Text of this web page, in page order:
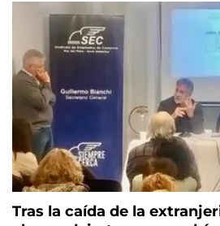
Tras la caída de la